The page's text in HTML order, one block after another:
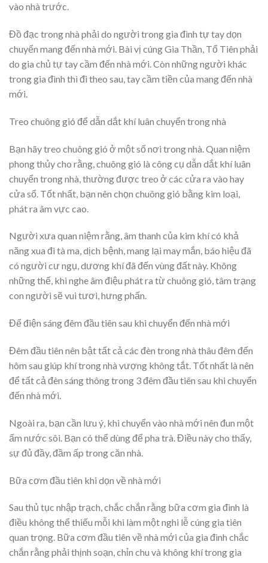
vào nhà trước.
Đồ đạc trong nhà phải do người trong gia đình tự tay dọn
chuyển mang đến nhà mới. Bài vị cúng Gia Thần, Tổ Tiên phải
do gia chủ tự tay cầm đến nhà mới. Còn những người khác
trong gia đình thì đi theo sau, tay cầm tiền của mang đến nhà
mới.
Treo chuông gió để dẫn dắt khí luân chuyển trong nhà
Bạn hãy treo chuông gió ở một số nơi trong nhà. Quan niệm
phong thủy cho rằng, chuông gió là công cụ dẫn dắt khí luân
chuyển trong nhà, thường được treo ở các cửa ra vào hay
cửa sổ. Tốt nhất, bạn nên chọn chuông gió bằng kim loại,
phát ra âm vực cao.
Người xưa quan niệm rằng, âm thanh của kim khí có khả
năng xua đi tà ma, dịch bệnh, mang lại may mắn, báo hiệu đã
có người cư ngụ, dương khí đã đến vùng đất này. Không
những thế, khi nghe âm điệu phát ra từ chuông gió, tâm trạng
con người sẽ vui tươi, hưng phấn.
Để điện sáng đêm đầu tiên sau khi chuyển đến nhà mới
Đêm đầu tiên nên bật tất cả các đèn trong nhà thâu đêm đến
hôm sau giúp khí trong nhà vượng không tắt. Tốt nhất là nên
để tất cả đèn sáng thông trong 3 đêm đầu tiên sau khi chuyển
đến nhà mới.
Ngoài ra, bạn cần lưu ý, khi chuyển vào nhà mới nên đun một
ấm nước sôi. Bạn có thể dùng để pha trà. Điều này cho thấy,
sự đủ đầy, đầm ấp trong căn nhà.
Bữa cơm đầu tiên khi dọn về nhà mới
Sau thủ tục nhập trạch, chắc chắn rằng bữa cơm gia đình là
điều không thể thiếu mỗi khi làm một nghi lễ cúng gia tiên
quan trọng. Bữa cơm đầu tiên về nhà mới của gia đình chắc
chắn rằng phải thịnh soạn, chỉn chu và không khí trong gia